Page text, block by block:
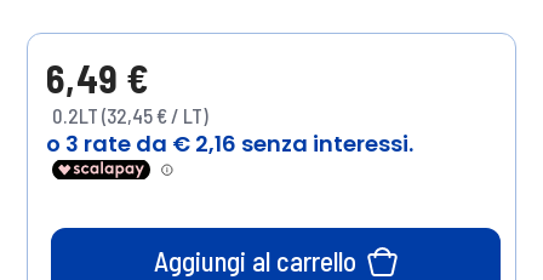
6,49 €
0.2LT (32,45 € / LT)
Aggiungi al carrello